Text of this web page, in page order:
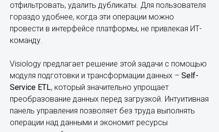
отфильтровать, удалить дубликаты. Для пользователя
гораздо удобнее, когда эти операции можно
провести в интерфейсе платформы, не привлекая ИТ-
команду.
Visiology предлагает решение этой задачи с помощью
модуля подготовки и трансформации данных – Self-
Service ETL, который значительно упрощает
преобразование данных перед загрузкой. Интуитивная
панель управления позволяет без труда выполнять
операции над данными и экономит ресурсы